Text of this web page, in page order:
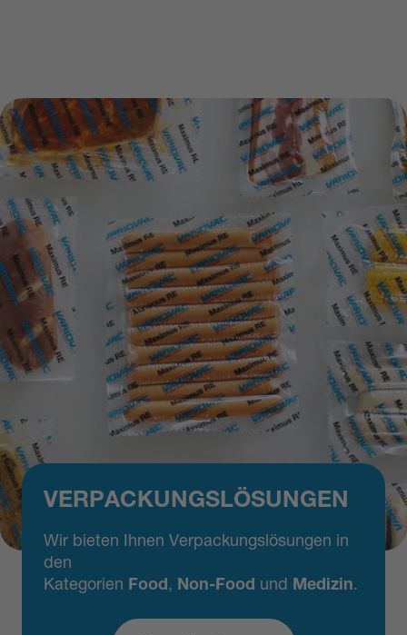
VERPACKUNGS­LÖSUNGEN
Wir bieten Ihnen Verpackungslösungen in
den
Kategorien Food , Non-Food und Medizin.